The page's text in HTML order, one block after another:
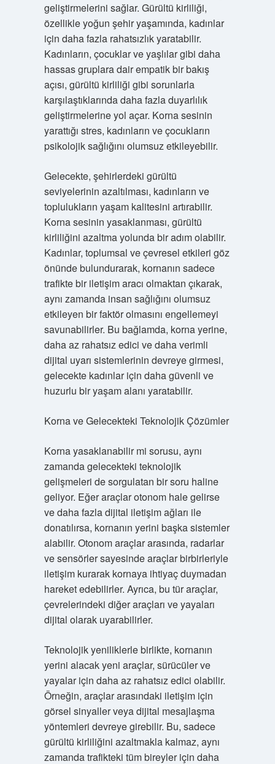
geliştirmelerini sağlar. Gürültü kirliliği,
özellikle yoğun şehir yaşamında, kadınlar
için daha fazla rahatsızlık yaratabilir.
Kadınların, çocuklar ve yaşlılar gibi daha
hassas gruplara dair empatik bir bakış
açısı, gürültü kirliliği gibi sorunlarla
karşılaştıklarında daha fazla duyarlılık
geliştirmelerine yol açar. Korna sesinin
yarattığı stres, kadınların ve çocukların
psikolojik sağlığını olumsuz etkileyebilir.
Gelecekte, şehirlerdeki gürültü
seviyelerinin azaltılması, kadınların ve
toplulukların yaşam kalitesini artırabilir.
Korna sesinin yasaklanması, gürültü
kirliliğini azaltma yolunda bir adım olabilir.
Kadınlar, toplumsal ve çevresel etkileri göz
önünde bulundurarak, kornanın sadece
trafikte bir iletişim aracı olmaktan çıkarak,
aynı zamanda insan sağlığını olumsuz
etkileyen bir faktör olmasını engellemeyi
savunabilirler. Bu bağlamda, korna yerine,
daha az rahatsız edici ve daha verimli
dijital uyarı sistemlerinin devreye girmesi,
gelecekte kadınlar için daha güvenli ve
huzurlu bir yaşam alanı yaratabilir.
Korna ve Gelecekteki Teknolojik Çözümler
Korna yasaklanabilir mi sorusu, aynı
zamanda gelecekteki teknolojik
gelişmeleri de sorgulatan bir soru haline
geliyor. Eğer araçlar otonom hale gelirse
ve daha fazla dijital iletişim ağları ile
donatılırsa, kornanın yerini başka sistemler
alabilir. Otonom araçlar arasında, radarlar
ve sensörler sayesinde araçlar birbirleriyle
iletişim kurarak kornaya ihtiyaç duymadan
hareket edebilirler. Ayrıca, bu tür araçlar,
çevrelerindeki diğer araçları ve yayaları
dijital olarak uyarabilirler.
Teknolojik yeniliklerle birlikte, kornanın
yerini alacak yeni araçlar, sürücüler ve
yayalar için daha az rahatsız edici olabilir.
Örneğin, araçlar arasındaki iletişim için
görsel sinyaller veya dijital mesajlaşma
yöntemleri devreye girebilir. Bu, sadece
gürültü kirliliğini azaltmakla kalmaz, aynı
zamanda trafikteki tüm bireyler için daha